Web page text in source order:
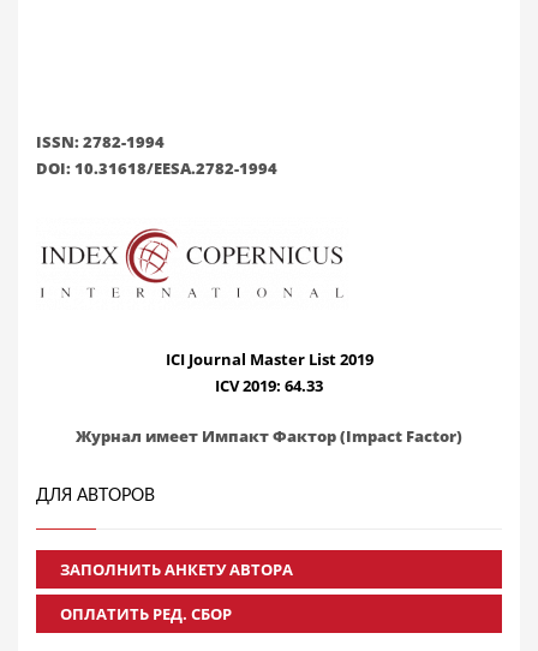
ISSN: 2782-1994
DOI: 10.31618/EESA.2782-1994
ICI Journal Master List 2019
ICV 2019: 64.33
Журнал имеет Импакт Фактор (Impact Factor)
ДЛЯ АВТОРОВ
ЗАПОЛНИТЬ АНКЕТУ АВТОРА
ОПЛАТИТЬ РЕД. СБОР